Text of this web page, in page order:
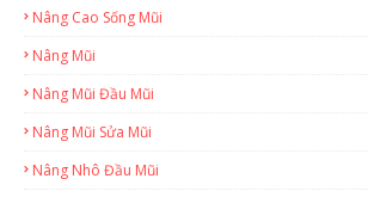
Nâng Cao Sống Mũi
Nâng Mũi
Nâng Mũi Đầu Mũi
Nâng Mũi Sửa Mũi
Nâng Nhô Đầu Mũi